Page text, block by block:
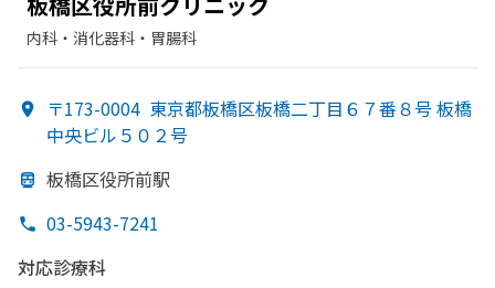
内科・​消化器科・​胃腸科
〒173-0004 東京都板橋区板橋二丁目６７番８号 板橋
中央ビル５０２号
板橋区役所前駅
03-5943-7241
対応診療科